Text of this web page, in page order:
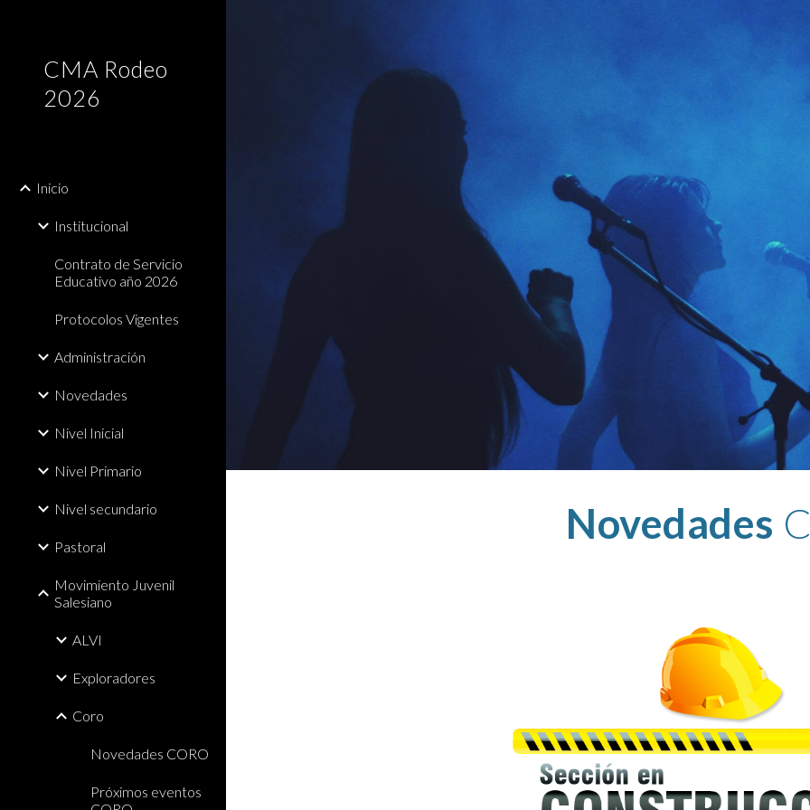
CMA Rodeo
2026
Inicio
Institucional
Contrato de Servicio
Educativo año 2026
Protocolos Vigentes
Administración
Novedades
Nivel Inicial
Nivel Primario
Nivel secundario
Pastoral
Movimiento Juvenil
Salesiano
ALVI
Exploradores
Coro
Novedades CORO
Próximos eventos
Novedades